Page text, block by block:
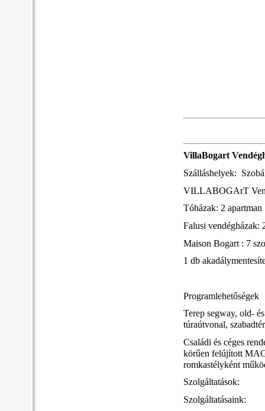
VillaBogart
Szálláshelyek:
VILLABOGArT
Tóházak: 2 apartman
Falusi vendégházak:
Maison Bogart : 7
1 db
Programlehetőségek
Terep segway, old-
túraútvonal,
Családi és céges
körűen felújított
romkastélyként
Szolgáltatások:
Szolgáltatásaink: